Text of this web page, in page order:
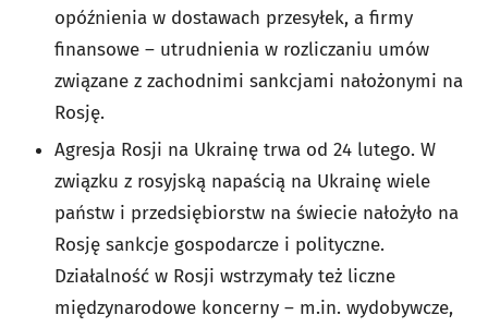
opóźnienia w dostawach przesyłek, a firmy
finansowe – utrudnienia w rozliczaniu umów
związane z zachodnimi sankcjami nałożonymi na
Rosję.
Agresja Rosji na Ukrainę trwa od 24 lutego. W
związku z rosyjską napaścią na Ukrainę wiele
państw i przedsiębiorstw na świecie nałożyło na
Rosję sankcje gospodarcze i polityczne.
Działalność w Rosji wstrzymały też liczne
międzynarodowe koncerny – m.in. wydobywcze,